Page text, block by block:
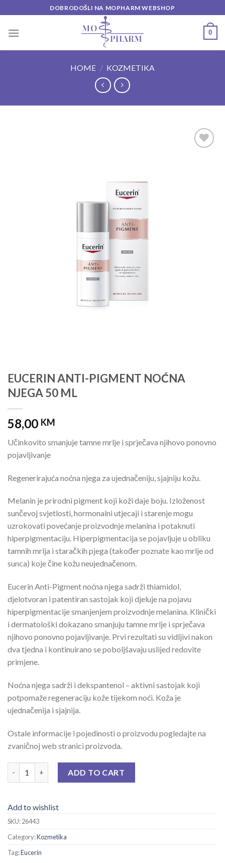
to
content
DOBRODOŠLI NA MOPHARM WEBSHOP
0
HOME / KOZMETIKA
EUCERIN ANTI-PIGMENT NOĆNA
NJEGA 50 ML
58,00 KM
Učinkovito smanjuje tamne mrlje i sprječava njihovo ponovno
pojavljivanje
Regenerirajuća noćna njega za ujednačeniju, sjajniju kožu.
Melanin je prirodni pigment koji koži daje boju. Izloženost
sunčevoj svjetlosti, hormonalni utjecaji i starenje mogu
uzrokovati povećanje proizvodnje melanina i potaknuti
hiperpigmentaciju. Hiperpigmentacija se pojavljuje u obliku
tamnih mrlja i staračkih pjega (također poznate kao mrlje od
sunca) koje čine kožu neujednačenom.
Eucerin Anti-Pigment noćna njega sadrži thiamidol,
djelotvoran i patentiran sastojak koji djeluje na pojavu
hiperpigmentacije smanjenjem proizvodnje melanina. Klinički
i dermatološki dokazano smanjuju tamne mrlje i sprječava
njihovo ponovno pojavljivanje. Prvi rezultati su vidljivi nakon
dva tjedna i kontinuirano se poboljšavaju uslijed redovite
primjene.
Noćna njega sadrži i dekspantenol – aktivni sastojak koji
potpomaže regeneraciju kože tijekom noći. Koža je
ujednačenija i sjajnija.
Ostale informacije i pojedinosti o proizvodu pogledajte na
zvaničnoj web stranici proizvoda.
ADD TO CART
Add to wishlist
SKU:26443
Category:Kozmetika
Tag:Eucerin